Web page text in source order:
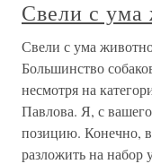
Свели с ума
Свели с ума
Большинство
несмотря на
Павлова. Я, с
позицию. Конечно,
разложить на набор